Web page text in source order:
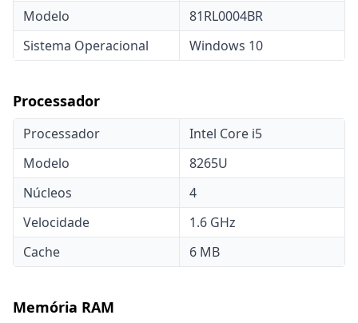
Modelo
81RL0004BR
Sistema Operacional
Windows 10
Processador
Processador
Intel Core i5
Modelo
8265U
Núcleos
4
Velocidade
1.6 GHz
Cache
6 MB
Memória RAM